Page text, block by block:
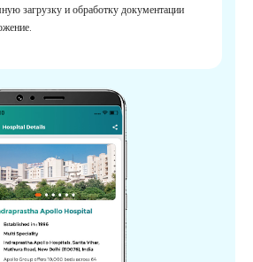
загрузку и обработку документации